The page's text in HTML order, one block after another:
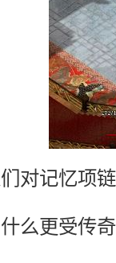
对记忆项
么更受传